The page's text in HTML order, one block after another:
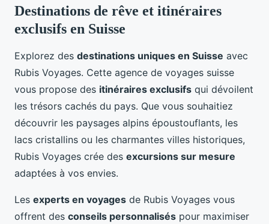
Destinations de rêve et itinéraires
exclusifs en Suisse
Explorez des destinations uniques en Suisse avec
Rubis Voyages. Cette agence de voyages suisse
vous propose des itinéraires exclusifs qui dévoilent
les trésors cachés du pays. Que vous souhaitiez
découvrir les paysages alpins époustouflants, les
lacs cristallins ou les charmantes villes historiques,
Rubis Voyages crée des excursions sur mesure
adaptées à vos envies.
Les experts en voyages de Rubis Voyages vous
offrent des conseils personnalisés pour maximiser